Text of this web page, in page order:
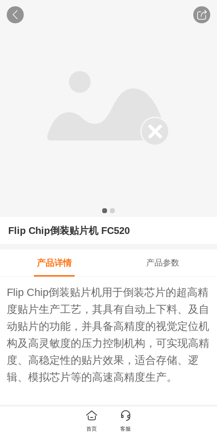
Flip Chip倒装贴片机 FC520
产品详情 产品参数
Flip Chip倒装贴片机用于倒装芯片的超高精
度贴片生产工艺，其具有自动上下料、及自
动贴片的功能，并具备高精度的视觉定位机
构及高灵敏度的压力控制机构，可实现高精
度、高稳定性的贴片效果，适合存储、逻
辑、模拟芯片等的高速高精度生产。
首页 客服